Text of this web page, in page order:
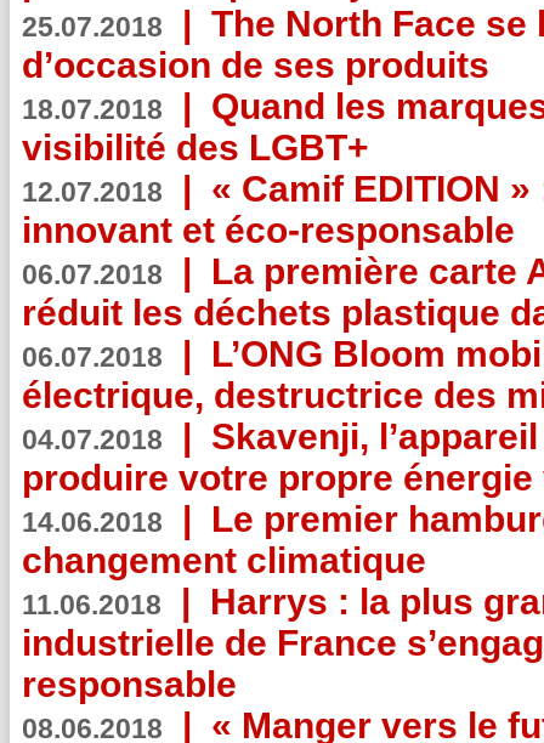
25.07.2018 | The North Face se
d’occasion de ses produits
18.07.2018 | Quand les
visibilité des LGBT+
12.07.2018 | « Camif EDITION
innovant et éco-responsable
06.07.2018 | La première carte
réduit les déchets plastique
06.07.2018 | L’ONG Bloom
électrique, destructrice des
04.07.2018 | Skavenji,
produire votre propre
14.06.2018 | Le premier
changement climatique
11.06.2018 | Harrys : la plus
industrielle de France
responsable
08.06.2018 | « Manger vers le